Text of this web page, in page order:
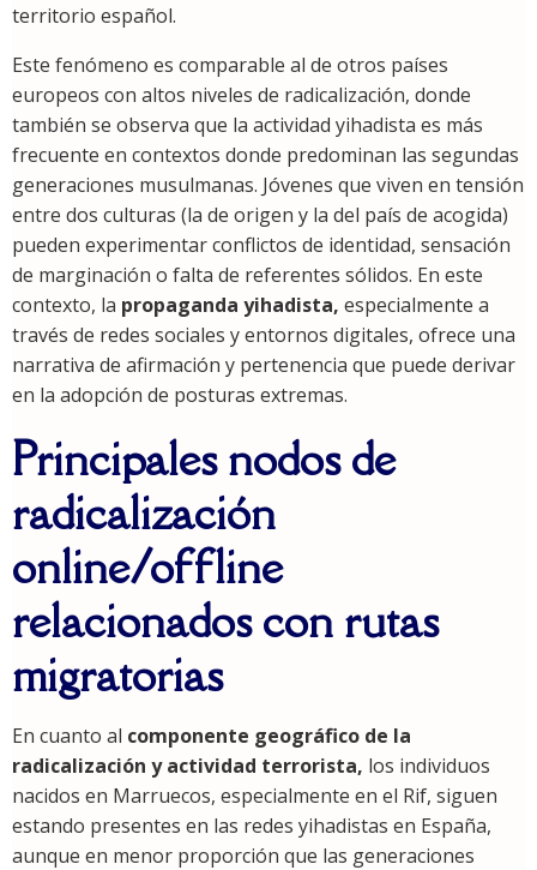
territorio español.
Este fenómeno es comparable al de otros países
europeos con altos niveles de radicalización, donde
también se observa que la actividad yihadista es más
frecuente en contextos donde predominan las segundas
generaciones musulmanas. Jóvenes que viven en tensión
entre dos culturas (la de origen y la del país de acogida)
pueden experimentar conflictos de identidad, sensación
de marginación o falta de referentes sólidos. En este
contexto, la propaganda yihadista, especialmente a
través de redes sociales y entornos digitales, ofrece una
narrativa de afirmación y pertenencia que puede derivar
en la adopción de posturas extremas.
Principales nodos de
radicalización
online/offline
relacionados con rutas
migratorias
En cuanto al componente geográfico de la
radicalización y actividad terrorista, los individuos
nacidos en Marruecos, especialmente en el Rif, siguen
estando presentes en las redes yihadistas en España,
aunque en menor proporción que las generaciones